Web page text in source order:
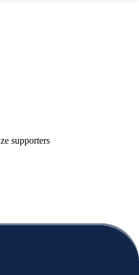
supporters